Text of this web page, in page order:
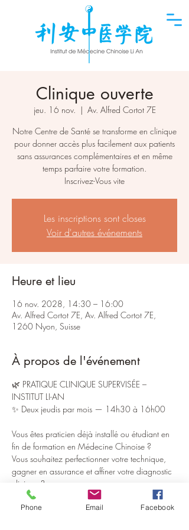
Clinique ouverte
jeu. 16 nov.
  |
Av. Alfred Cortot 7E
Notre Centre de Santé se transforme en clinique
pour donner accès plus facilement aux patients
sans assurances complémentaires et en même
temps parfaire votre formation.
Inscrivez-Vous vite
Les inscriptions sont closes
Voir d'autres événements
Heure et lieu
16 nov. 2028, 14:30 – 16:00
Av. Alfred Cortot 7E, Av. Alfred Cortot 7E,
1260 Nyon, Suisse
À propos de l'événement
🌿 PRATIQUE CLINIQUE SUPERVISÉE –
INSTITUT LI-AN
✨ Deux jeudis par mois — 14h30 à 16h00
Vous êtes praticien déjà installé ou étudiant en
fin de formation en Médecine Chinoise ?
Vous souhaitez perfectionner votre technique,
gagner en assurance et affiner votre diagnostic
clinique ?
L’Institut Li-An ouvre ses portes pour des sessions
Phone Email Facebook